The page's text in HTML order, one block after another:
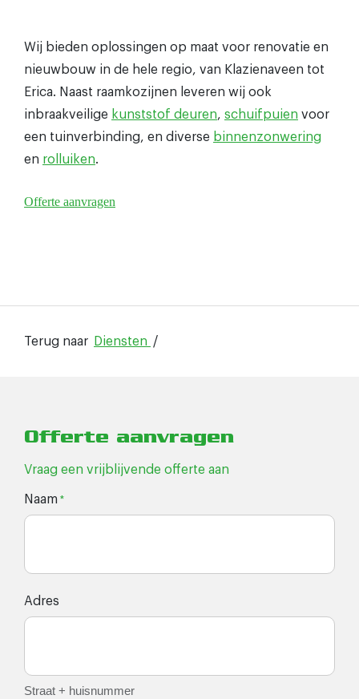
Wij bieden oplossingen op maat voor renovatie en
nieuwbouw in de hele regio, van Klazienaveen tot
Erica. Naast raamkozijnen leveren wij ook
inbraakveilige kunststof deuren, schuifpuien voor
een tuinverbinding, en diverse binnenzonwering
en rolluiken.
Offerte aanvragen
Terug naar Diensten /
Offerte aanvragen
Vraag een vrijblijvende offerte aan
Naam *
Adres
Straat + huisnummer